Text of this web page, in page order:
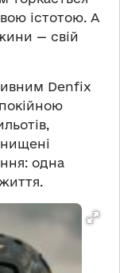
істотою. А
— свій
Denfix
одна